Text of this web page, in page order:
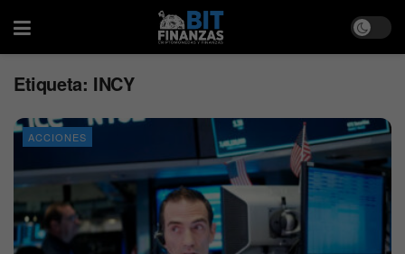
Etiqueta: INCY
ACCIONES